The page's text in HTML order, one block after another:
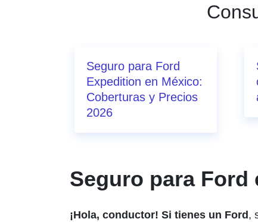
Seguro para Ford
Expedition en México:
Coberturas y Precios
2026
Seguro para Ford
¡Hola, conductor! Si tienes un Ford ,